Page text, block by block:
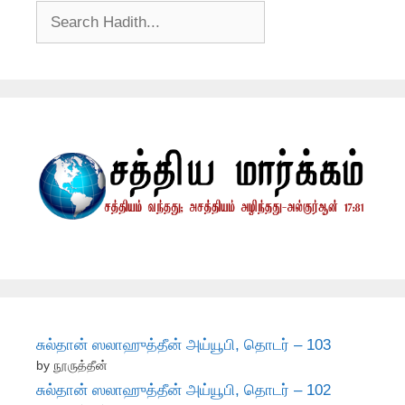
சுல்தான் ஸலாஹுத்தீன் அய்யூபி, தொடர் – 103
by நூருத்தீன்
சுல்தான் ஸலாஹுத்தீன் அய்யூபி, தொடர் – 102